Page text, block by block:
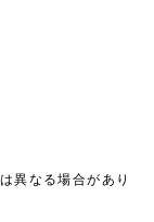
異なる場合があり